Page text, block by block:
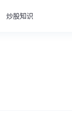
炒股知识